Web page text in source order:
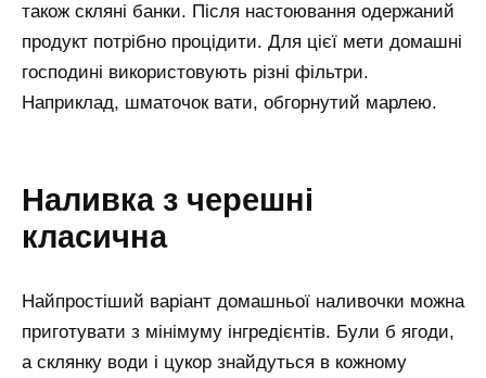
також скляні банки. Після настоювання одержаний
продукт потрібно процідити. Для цієї мети домашні
господині використовують різні фільтри.
Наприклад, шматочок вати, обгорнутий марлею.
Наливка з черешні
класична
Найпростіший варіант домашньої наливочки можна
приготувати з мінімуму інгредієнтів. Були б ягоди,
а склянку води і цукор знайдуться в кожному